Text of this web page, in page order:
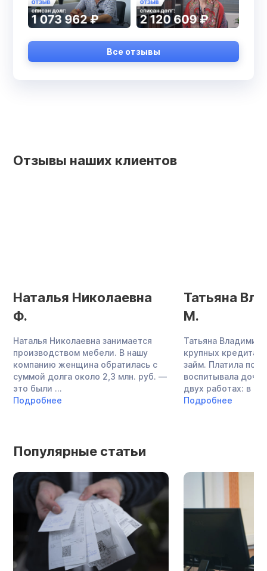
Все отзывы
Отзывы наших клиентов
Наталья Николаевна
Ф.
Наталья Николаевна занимается
производством мебели. В нашу
компанию женщина обратилась с
суммой долга около 2,3 млн. руб. —
это были ...
Подробнее
Татьяна
М.
Татьяна
крупных кредита
займ. Платила по
воспитывала дочь,
двух работах: в ...
Подробнее
Популярные статьи